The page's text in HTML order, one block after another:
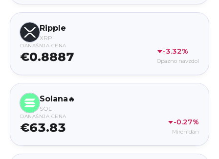
Ripple
XRP
DANAŠNJA CENA
€0.8887 -3.32%
Opazno navzdol
Solana🔥
SOL
DANAŠNJA CENA
€63.83 -0.27%
Miren dan